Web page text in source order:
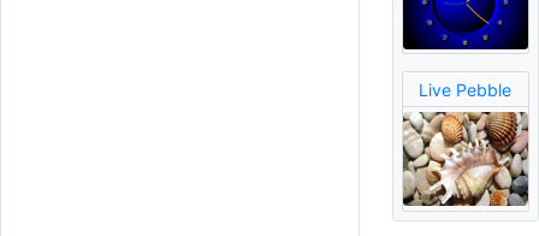
Live Pebble